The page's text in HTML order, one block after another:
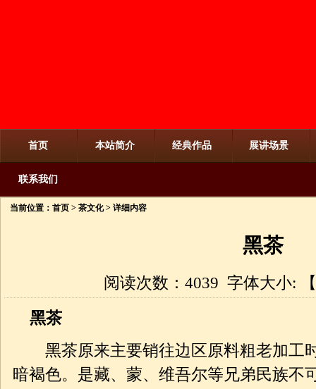
首页 本站简介 经典作品 展讲场景
联系我们
当前位置： 首页 > 茶文化> 详细内容
黑茶
阅读次数：4039 字体大小:
黑茶
黑茶原来主要销往边区原料粗老加工
暗褐色。是藏、蒙、维吾尔等兄弟民族不